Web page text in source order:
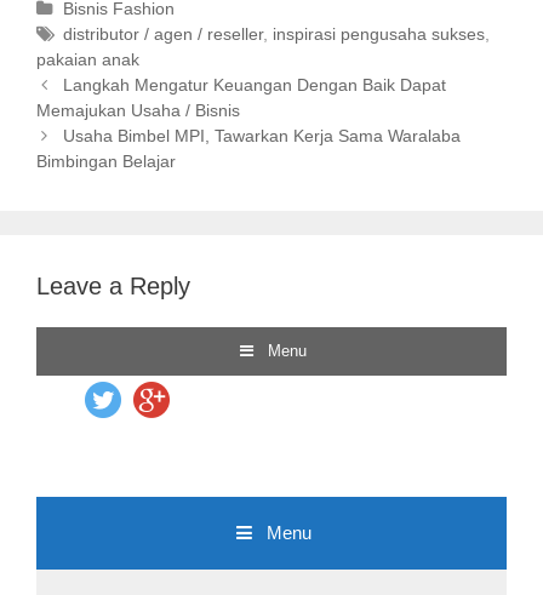
C
a
t
e
g
o
r
Bisnis Fashion
T
a
g
s
distributor / agen / reseller, inspirasi pengusaha sukses,
pakaian anak
P
o
s
t
g
Langkah Mengatur Keuangan Dengan Baik Dapat
Memajukan Usaha / Bisnis
Usaha Bimbel MPI, Tawarkan Kerja Sama Waralaba
Bimbingan Belajar
Leave a Reply